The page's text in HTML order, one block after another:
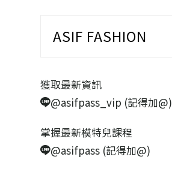
ASIF FASHION
獲取最新資訊
@asifpass_vip (記得加@)
掌握最新模特兒課程
@asifpass (記得加@)